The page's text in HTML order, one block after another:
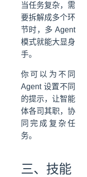
当任务复杂，需
要拆解成多个环
节时，多 Agent
模式就能大显身
手。
你可以为不同
Agent 设置不同
的提示，让智能
体各司其职，协
同完成复杂任
务。
三、技能